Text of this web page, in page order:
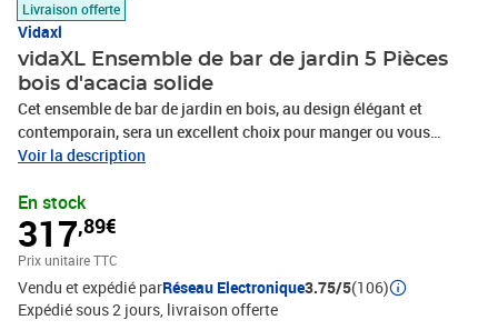
Livraison offerte
Vidaxl
vidaXL Ensemble de bar de jardin 5 Pièces
bois d'acacia solide
Cet ensemble de bar de jardin en bois, au design élégant et
contemporain, sera un excellent choix pour manger ou vous
détendre dans le jardin. Bois d'acacia massif : le bois d'acacia
bois dur tropical, qui est dense, robuste et durable. Fabriqué en
bois d'acacia massif, cet ensemble de bar convient à une
utilisation intérieure et extérieure. Dessus de table robuste : cette
table de bar vous offre un dessus de table solide. Vous pouvez
placer vos collations, boissons et n'importe laquelle de vos
décorations préférées. Expérience d'assise confortable : les
Voir la description
En stock
317,89€
Prix unitaire TTC
Vendu et expédié parRéseau Electronique3.75/5(106)
Expédié sous 2 jours livraison offerte